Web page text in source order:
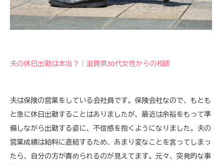
夫の休日出勤は本当？｜滋賀県30代女性からの相談
夫は保険の営業をしている会社員です。保険会社なので、もとも
と急に休日出勤することはありましたが、最近は余裕をもって準
備しながら出勤する姿に、不信感を抱くようになりました。夫の
営業成績は給料に直結するため、あまり変なことを言ってしまっ
たら、自分の方が責められるのが見えてます。元々、突発的な事